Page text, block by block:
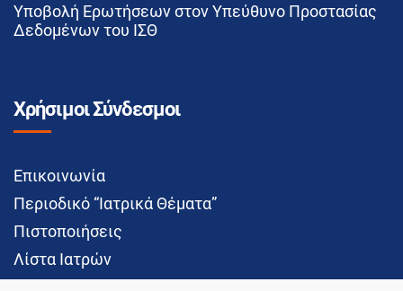
Υποβολή Ερωτήσεων στον Υπεύθυνο Προστασίας
Δεδομένων του ΙΣΘ
Χρήσιμοι Σύνδεσμοι
Επικοινωνία
Περιοδικό “Ιατρικά Θέματα”
Πιστοποιήσεις
Λίστα Ιατρών